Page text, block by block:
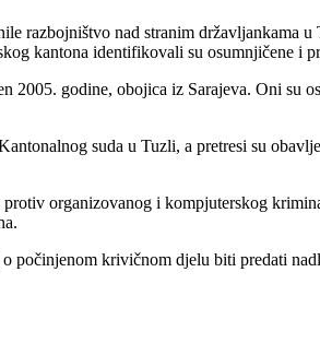
razbojništvo nad stranim državljankama
kantona identifikovali su osumnjičene i
godine, obojica iz Sarajeva. Oni su
suda u Tuzli, a pretresi su
organizovanog i kompjuterskog
počinjenom krivičnom djelu biti predati